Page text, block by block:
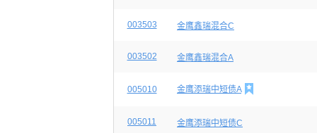
003503 金鹰鑫瑞混合C
003502 金鹰鑫瑞混合A
005010 金鹰添瑞中短债A 
005011 金鹰添瑞中短债C